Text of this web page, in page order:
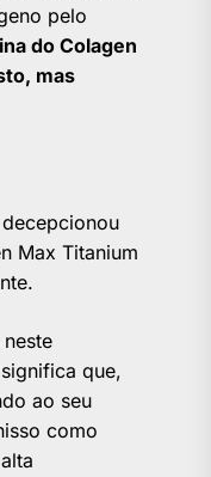
pelo
do Colagen
mas
Max Titanium
que,
ao seu
como